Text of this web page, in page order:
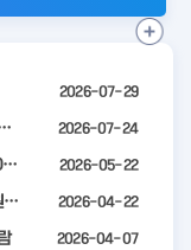
2026-07-29
장박람회 참가시장 모집 공고 2026-07-24
2026년 클린제조환경조성 사업 공급기업 POOL 안내 2026-05-22
「2026년 희망리턴패키지 위기 소상공인 지원」모집 통합 2차 수정 공고 2026-04-22
2026-04-07
공